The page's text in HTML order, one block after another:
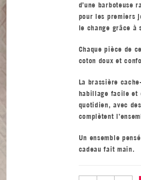
d’une barboteuse
pour les premiers
le change grâce à
Chaque pièce de
coton doux et
La brassière
habillage facile et
quotidien, avec
complètent
Un ensemble
cadeau fait main.